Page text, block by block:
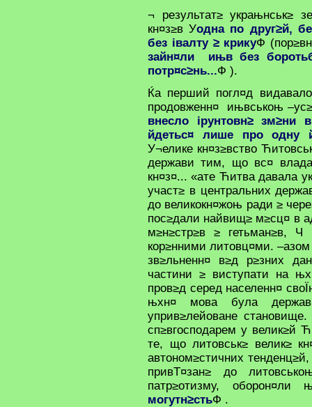
¬ результат≥ украњнськ≥
кн¤з≥в Уодна по друг≥й,
без івалту ≥ крикуФ
зайн¤ли ињв без
потр¤с≥нь...Ф ).
Ќа перший погл¤д
продовженн¤ ињвськоњ
внесло ірунтовн≥ зм≥ни
йдетьс¤ лише про одну
У¬елике кн¤з≥вство
держави тим, що вс¤ влада
кн¤з¤... «ате Ћитва давала
участ≥ в центральних
до великокн¤жоњ ради ≥
пос≥дали найвищ≥ м≥сц¤ в
м≥н≥стр≥в ≥ гетьман≥в,
кор≥нними литовц¤ми.
зв≥льненн¤ в≥д р≥зних
частини ≥ виступати на
пров≥д серед населенн¤
њхн¤ мова була
уприв≥лейоване становище.
сп≥вгосподарем у велик≥й
те, що литовськ≥ велик≥
автоном≥стичних
привТ¤зан≥ до
патр≥отизму,
могутн≥стьФ .